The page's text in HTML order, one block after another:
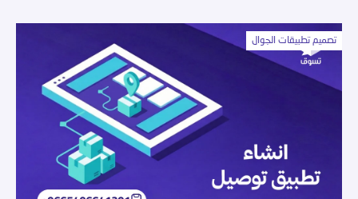
تصميم تطبيقات الجوال